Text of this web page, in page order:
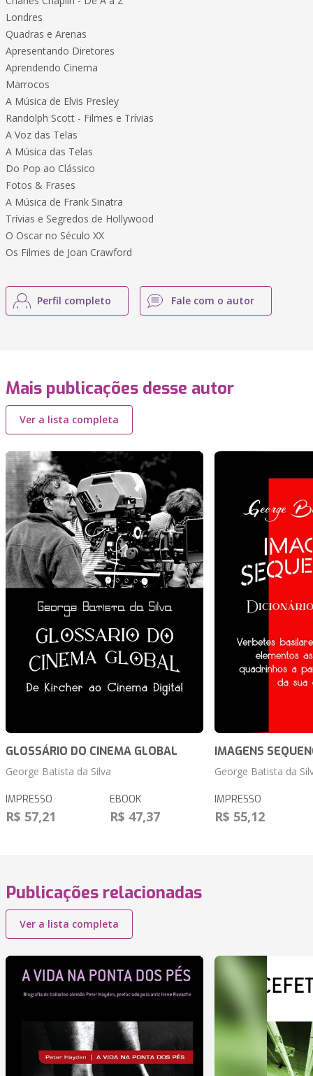
Londres
Quadras e Arenas
Apresentando Diretores
Aprendendo Cinema
Marrocos
A Música de Elvis Presley
Randolph Scott - Filmes e Trívias
A Voz das Telas
A Música das Telas
Do Pop ao Clássico
Fotos & Frases
A Música de Frank Sinatra
Trívias e Segredos de Hollywood
O Oscar no Século XX
Os Filmes de Joan Crawford
Perfil completo Fale com o autor
Mais publicações desse autor
Ver a lista completa
GLOSSÁRIO DO CINEMA GLOBAL
George Batista da Silva
IMPRESSO
R$ 57,21
EBOOK
R$ 47,37
IMAGENS
George Batista da
IMPRESSO
R$ 55,12
Publicações relacionadas
Ver a lista completa